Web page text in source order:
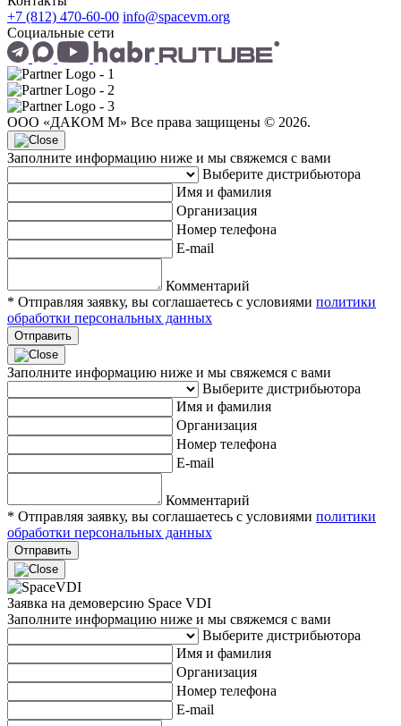
+7 (812) 470-60-00 info@spacevm.org
Социальные сети
ООО «ДАКОМ М» Все права защищены © 2026.
Заполните информацию ниже и мы свяжемся с вами
Выберите дистрибьютора
Имя и фамилия
Организация
Номер телефона
E-mail
Комментарий
* Отправляя заявку, вы соглашаетесь с условиями политики
обработки персональных данных
Отправить
Заполните информацию ниже и мы свяжемся с вами
Выберите дистрибьютора
Имя и фамилия
Организация
Номер телефона
E-mail
Комментарий
* Отправляя заявку, вы соглашаетесь с условиями политики
обработки персональных данных
Отправить
Заявка на демоверсию Space VDI
Заполните информацию ниже и мы свяжемся с вами
Выберите дистрибьютора
Имя и фамилия
Организация
Номер телефона
E-mail